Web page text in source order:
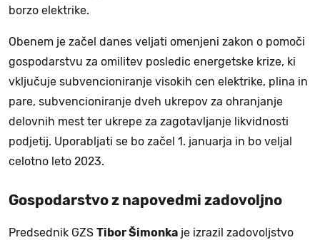
borzo elektrike.
Obenem je začel danes veljati omenjeni zakon o pomoči
gospodarstvu za omilitev posledic energetske krize, ki
vključuje subvencioniranje visokih cen elektrike, plina in
pare, subvencioniranje dveh ukrepov za ohranjanje
delovnih mest ter ukrepe za zagotavljanje likvidnosti
podjetij. Uporabljati se bo začel 1. januarja in bo veljal
celotno leto 2023.
Gospodarstvo z napovedmi zadovoljno
Predsednik GZS Tibor Šimonka je izrazil zadovoljstvo